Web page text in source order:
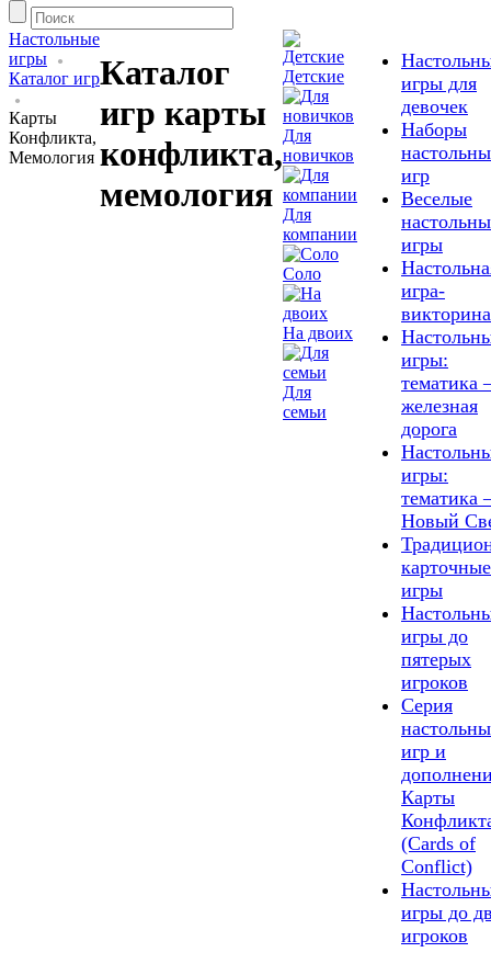
Настольные
игры
Каталог игр
Карты
Конфликта,
Мемология
Каталог
игр карты
конфликта,
мемология
Детские
Для
новичков
Для
компании
Соло
На двоих
Для
семьи
игры для
девочек
Наборы
игр
Веселые
игры
игра-
викторина
игры:
тематика
железная
дорога
игры:
тематика
Новый
карточные
игры
игры до
пятерых
игроков
Серия
игр и
Карты
(Cards of
Сonflict)
игры до
игроков